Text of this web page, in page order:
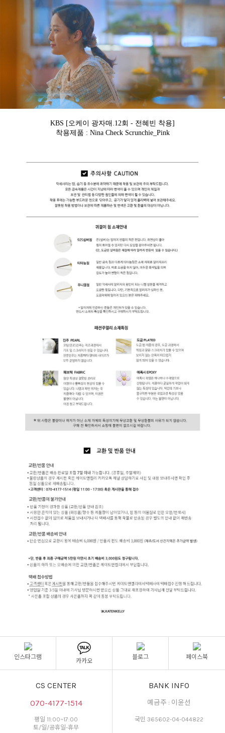
KBS [오케이 광자매.12회 - 전혜빈 착용]
착용제품 : Nina CheckScrunchie_Pink
인스타그램
카카오
블로그 페이스북
CS CENTER
070-4177-1514
평일 11:00~17:00
토/일/공휴일-휴무
BANK INFO
예금주 : 이윤선
국민 365602-04-044822